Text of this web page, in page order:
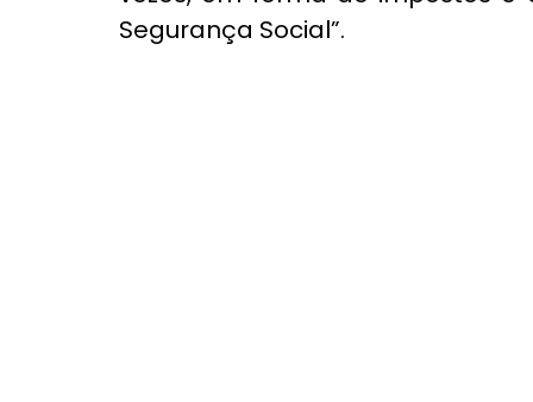
Segurança Social”.